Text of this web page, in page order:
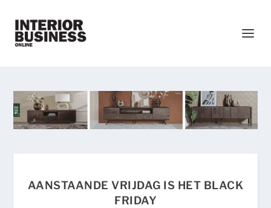
AANSTAANDE VRIJDAG IS HET BLACK
FRIDAY